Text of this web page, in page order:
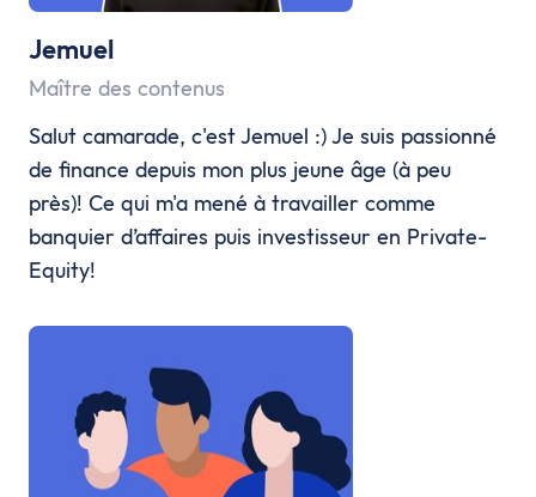
Jemuel
Maître des contenus
Salut camarade, c'est Jemuel :) Je suis passionné
de finance depuis mon plus jeune âge (à peu
près)! Ce qui m'a mené à travailler comme
banquier d’affaires puis investisseur en Private-
Equity!